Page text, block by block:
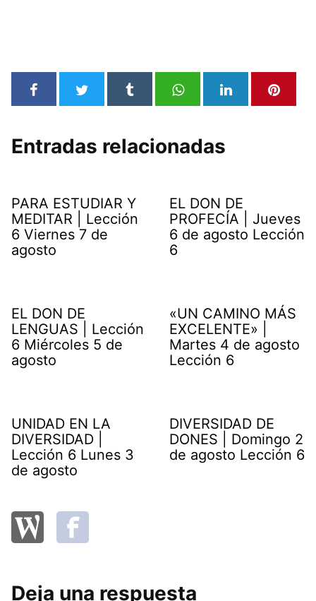
Entradas relacionadas
PARA ESTUDIAR Y
MEDITAR | Lección
6 Viernes 7 de
agosto
EL DON DE
PROFECÍA | Jueves
6 de agosto Lección
6
EL DON DE
LENGUAS | Lección
6 Miércoles 5 de
agosto
«UN CAMINO MÁS
EXCELENTE» |
Martes 4 de agosto
Lección 6
UNIDAD EN LA
DIVERSIDAD |
Lección 6 Lunes 3
de agosto
DIVERSIDAD DE
DONES | Domingo 2
de agosto Lección 6
Deja una respuesta